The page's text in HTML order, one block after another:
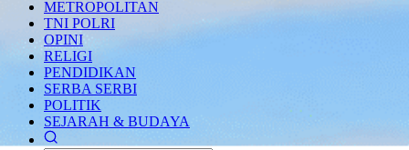
METROPOLITAN
TNI POLRI
OPINI
RELIGI
PENDIDIKAN
SERBA SERBI
POLITIK
SEJARAH & BUDAYA